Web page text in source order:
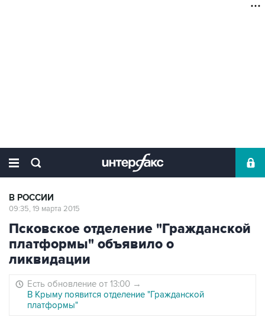
В РОССИИ
09:35, 19 марта 2015
Псковское отделение "Гражданской
платформы" объявило о
ликвидации
Есть обновление от 13:00 →
В Крыму появится отделение "Гражданской
платформы"